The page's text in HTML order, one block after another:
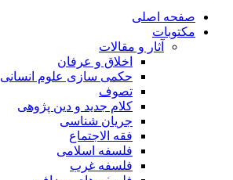
صفحه اصلی
مکتوبات
آثار و مقالات
اخلاق و عرفان
حکمی سازی علوم انسانی
تصوف
کلام جدید و دین پژوهی
جریان شناسی
فقه الاجتماع
فلسفه اسلامی
فلسفه غرب